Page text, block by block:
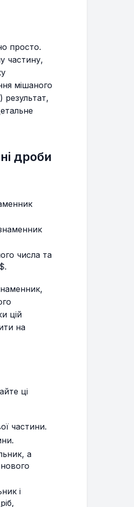
просто.
частину,
мішаного
результат,
дроби
числа та
цій
на
ці
частини.
а
і